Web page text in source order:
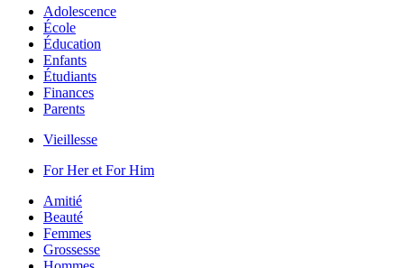
Adolescence
École
Éducation
Enfants
Étudiants
Finances
Parents
Vieillesse
For Her et For Him
Amitié
Beauté
Femmes
Grossesse